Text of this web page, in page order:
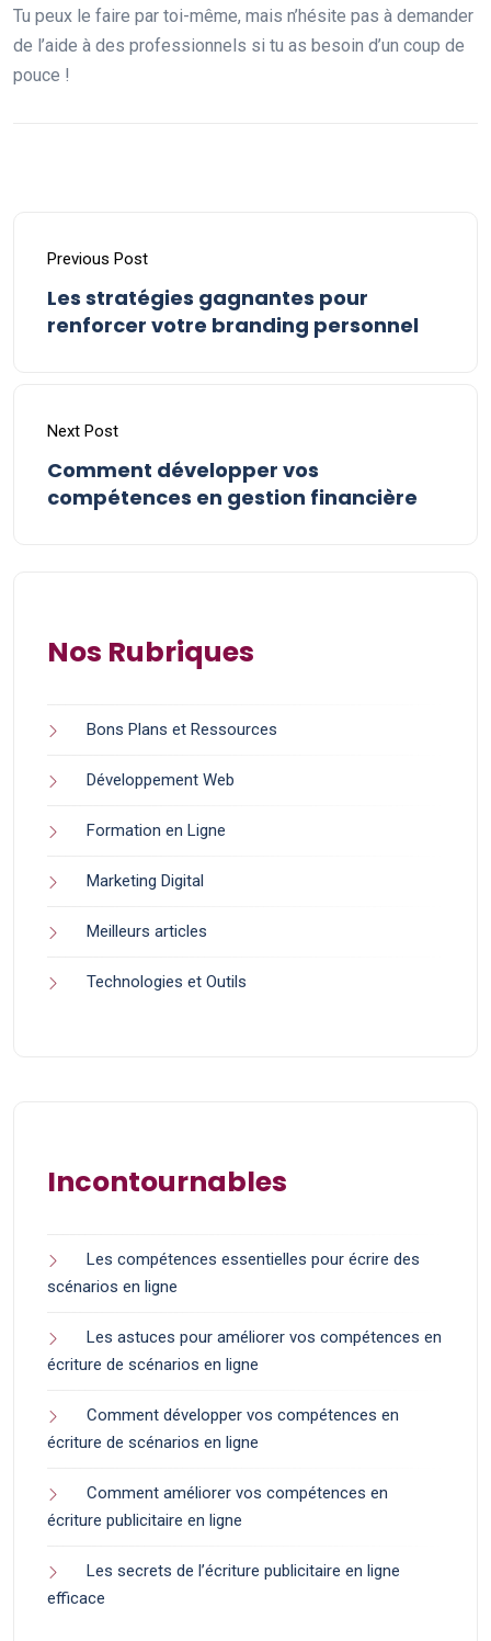
Tu peux le faire par toi-même, mais n’hésite pas à demander
de l’aide à des professionnels si tu as besoin d’un coup de
pouce !
Previous Post
Les stratégies gagnantes pour
renforcer votre branding personnel
Next Post
Comment développer vos
compétences en gestion financière
Nos Rubriques
Bons Plans et Ressources
Développement Web
Formation en Ligne
Marketing Digital
Meilleurs articles
Technologies et Outils
Incontournables
Les compétences essentielles pour écrire des
scénarios en ligne
Les astuces pour améliorer vos compétences en
écriture de scénarios en ligne
Comment développer vos compétences en
écriture de scénarios en ligne
Comment améliorer vos compétences en
écriture publicitaire en ligne
Les secrets de l’écriture publicitaire en ligne
efficace